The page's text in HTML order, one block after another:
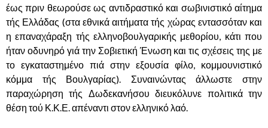
έως πριν θεωρούσε ως αντιδραστικό και σωβινιστικό αίτημα
τής Ελλάδας (στα εθνικά αιτήματα τής χώρας εντασσόταν και
η επαναχάραξη τής ελληνοβουλγαρικής μεθορίου, κάτι που
ήταν οδυνηρό γιά την Σοβιετική Ένωση και τις σχέσεις της με
το εγκαταστημένο πιά στην εξουσία φίλο, κομμουνιστικό
κόμμα τής Βουλγαρίας). Συναινώντας άλλωστε στην
παραχώρηση τής Δωδεκανήσου διευκόλυνε πολιτικά την
θέση τού Κ.Κ.Ε. απέναντι στον ελληνικό λαό.